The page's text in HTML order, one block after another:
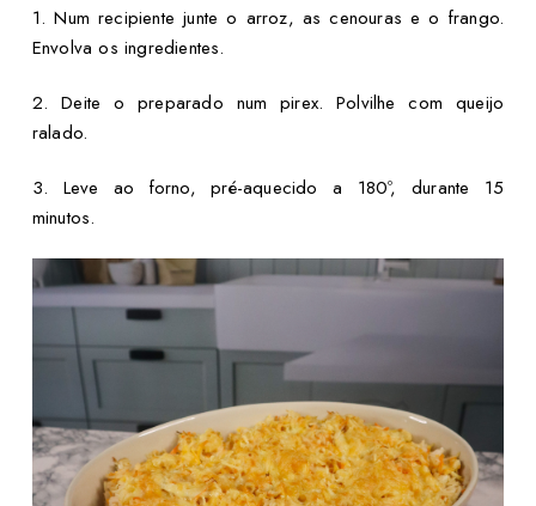
1. Num recipiente junte o arroz, as cenouras e o frango.
Envolva os ingredientes.
2. Deite o preparado num pirex. Polvilhe com queijo
ralado.
3. Leve ao forno, pré-aquecido a 180º, durante 15
minutos.